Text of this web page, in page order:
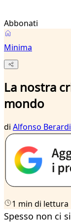
Abbonati
Minima
La nostra
mondo
di Alfonso
1 min di lettura
Spesso non ci